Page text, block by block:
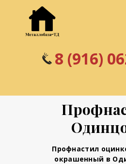
8 (916)
Профнастил
окрашенный в